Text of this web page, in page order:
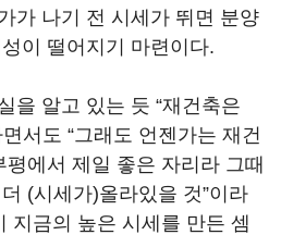
가 나기 전 시세가 뛰면 분양
이 떨어지기 마련이다.
을 알고 있는 듯 “재건축은
서도 “그래도 언젠가는 재건
에서 제일 좋은 자리라 그때
(시세가)올라있을 것”이라
지금의 높은 시세를 만든 셈